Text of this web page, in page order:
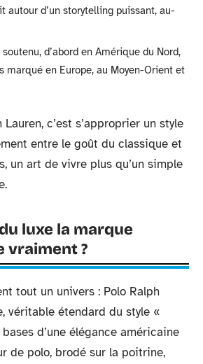
autour d’un storytelling puissant, au-
d’abord en Amérique du Nord,
marqué en Europe, au Moyen-Orient et
Lauren, c’est s’approprier un style
entre le goût du classique et
un art de vivre plus qu’un simple
luxe la marque
vraiment ?
tout un univers : Polo Ralph
véritable étendard du style «
d’une élégance américaine
de polo, brodé sur la poitrine,